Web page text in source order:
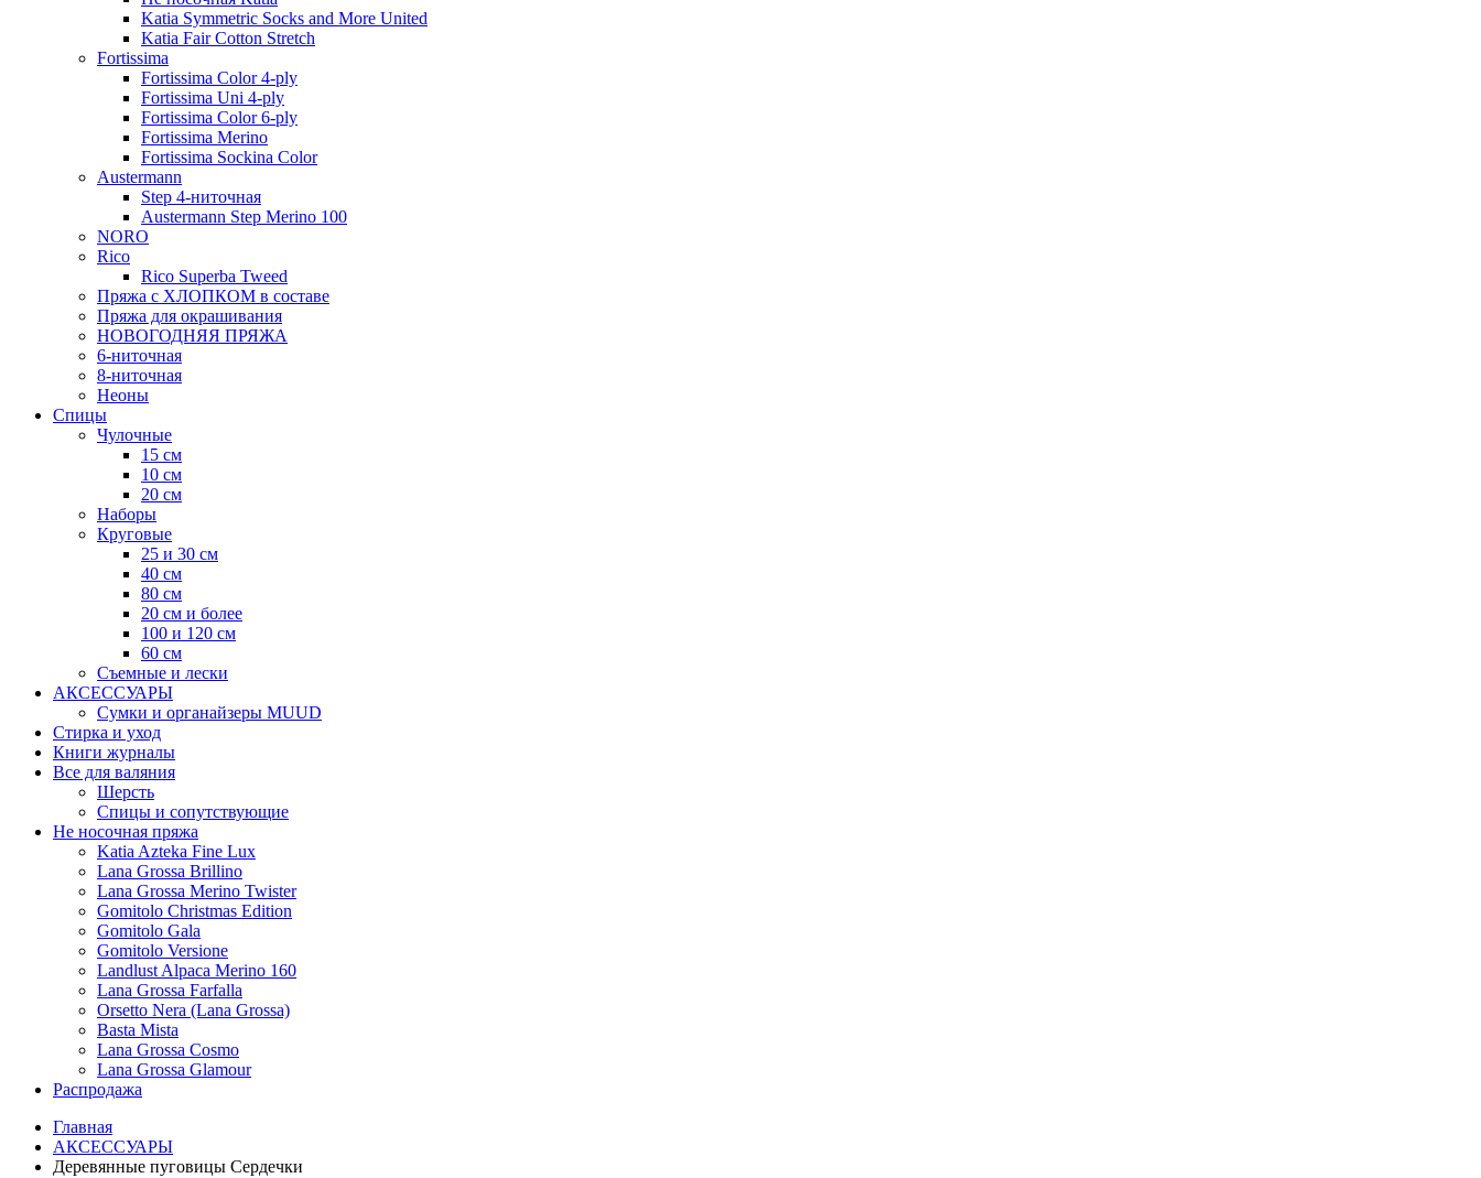
Katia Symmetric Socks and More United
Katia Fair Cotton Stretch
Fortissima
Fortissima Color 4-ply
Fortissima Uni 4-ply
Fortissima Color 6-ply
Fortissima Merino
Fortissima Sockina Color
Austermann
Step 4-ниточная
Austermann Step Merino 100
NORO
Rico
Rico Superba Tweed
Пряжа с ХЛОПКОМ в составе
Пряжа для окрашивания
НОВОГОДНЯЯ ПРЯЖА
6-ниточная
8-ниточная
Неоны
Спицы
Чулочные
15 см
10 см
20 см
Наборы
Круговые
25 и 30 см
40 см
80 см
20 см и более
100 и 120 см
60 см
Съемные и лески
АКСЕССУАРЫ
Сумки и органайзеры MUUD
Стирка и уход
Книги журналы
Все для валяния
Шерсть
Спицы и сопутствующие
Не носочная пряжа
Katia Azteka Fine Lux
Lana Grossa Brillino
Lana Grossa Merino Twister
Gomitolo Christmas Edition
Gomitolo Gala
Gomitolo Versione
Landlust Alpaca Merino 160
Lana Grossa Farfalla
Orsetto Nera (Lana Grossa)
Basta Mista
Lana Grossa Cosmo
Lana Grossa Glamour
Распродажа
Главная
АКСЕССУАРЫ
Деревянные пуговицы Сердечки